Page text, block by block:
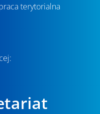
terytorialna